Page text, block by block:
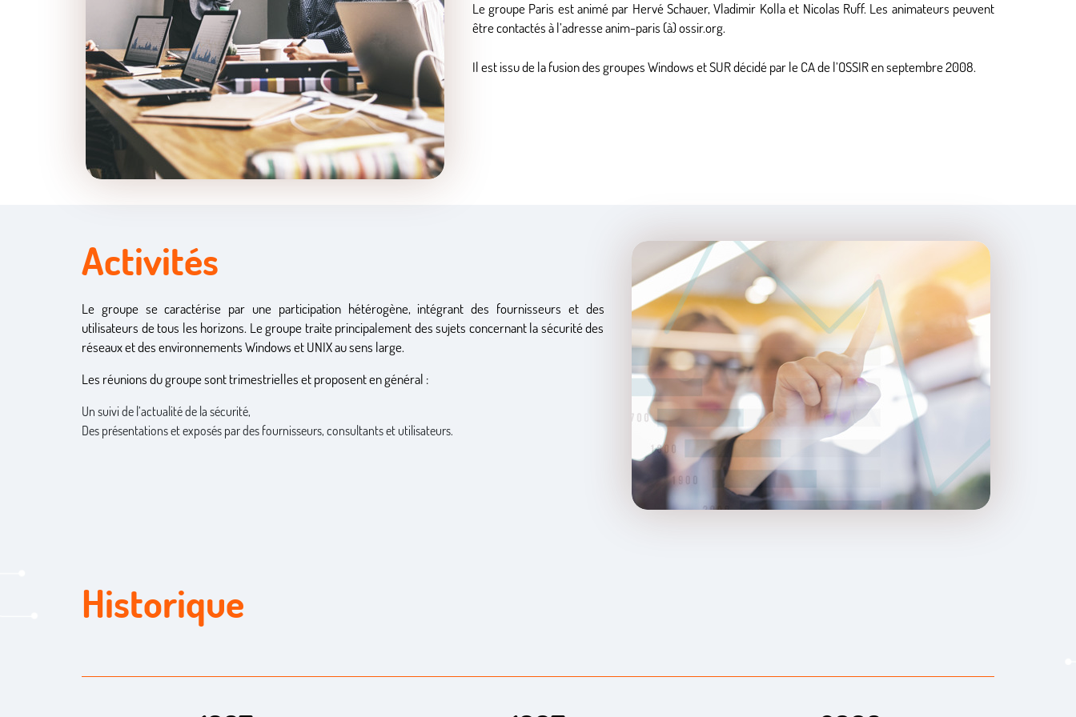
Le groupe Paris est animé par Hervé Schauer, Vladimir Kolla et Nicolas Ruff. Les animateurs peuvent
être contactés à l’adresse anim-paris (à) ossir.org.
Il est issu de la fusion des groupes Windows et SUR décidé par le CA de l’OSSIR en septembre 2008.
Activités
Le groupe se caractérise par une participation hétérogène, intégrant des fournisseurs et des
utilisateurs de tous les horizons. Le groupe traite principalement des sujets concernant la sécurité des
réseaux et des environnements Windows et UNIX au sens large.
Les réunions du groupe sont trimestrielles et proposent en général :
Un suivi de l’actualité de la sécurité,
Des présentations et exposés par des fournisseurs, consultants et utilisateurs.
Historique